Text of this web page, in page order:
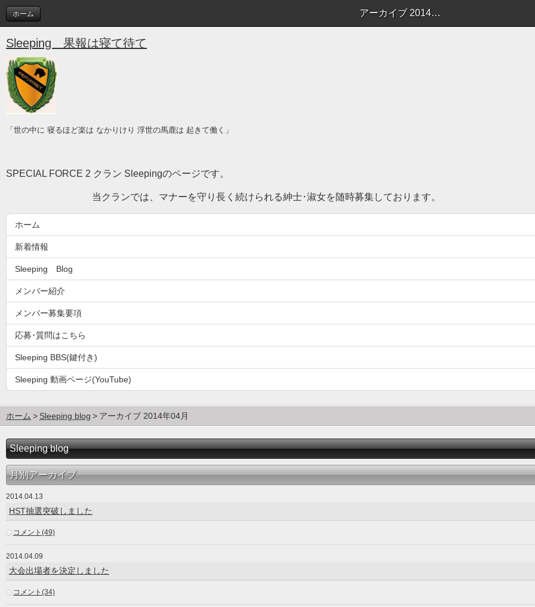
アーカイブ 2014年04月 | Sleeping blog
ホーム
Sleeping 果報は寝て待て
「世の中に 寝るほど楽は なかりけり 浮世の馬鹿は 起きて働く」
SPECIAL FORCE 2 クラン Sleepingのページです。
当クランでは、マナーを守り長く続けられる紳士･淑女を随時募集しております。
ホーム
新着情報
Sleeping Blog
メンバー紹介
メンバー募集要項
応募･質問はこちら
Sleeping BBS(鍵付き)
Sleeping 動画ページ(YouTube)
ホーム Sleeping blog アーカイブ 2014年04月
Sleeping blog
月別アーカイブ
2014.04.13
HST抽選突破しました
コメント(49)
2014.04.09
大会出場者を決定しました
コメント(34)